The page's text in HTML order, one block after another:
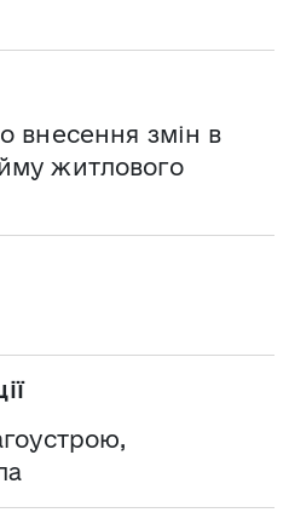
внесення змін в
житлового